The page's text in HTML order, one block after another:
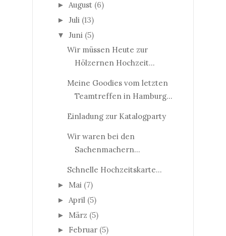
► August (6)
► Juli (13)
▼ Juni (5)
Wir müssen Heute zur
Hölzernen Hochzeit...
Meine Goodies vom letzten
Teamtreffen in Hamburg...
Einladung zur Katalogparty
Wir waren bei den
Sachenmachern...
Schnelle Hochzeitskarte...
► Mai (7)
► April (5)
► März (5)
► Februar (5)